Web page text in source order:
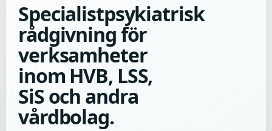
Specialistpsykiatrisk
rådgivning för
verksamheter
inom HVB, LSS,
SiS och andra
vårdbolag.